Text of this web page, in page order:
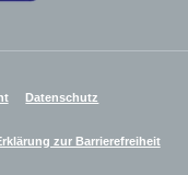
Datenschutz
zur Barrierefreiheit